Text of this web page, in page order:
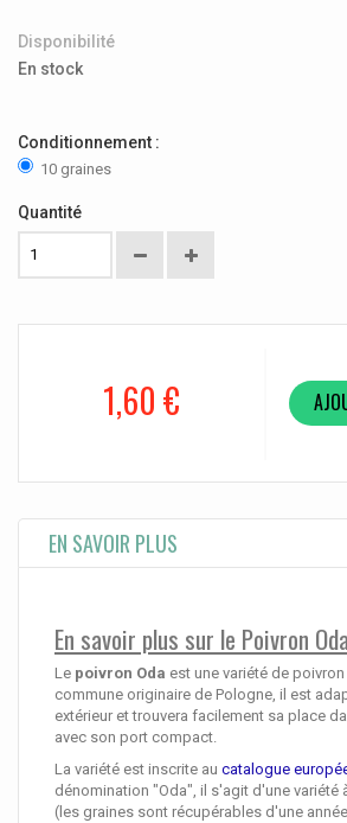
Disponibilité
En stock
Conditionnement :
10 graines
Quantité
1,60 €
EN SAVOIR PLUS
En savoir plus sur le Poivron Oda
Le poivron Oda est une variété de poivron
commune originaire de Pologne, il est
extérieur et trouvera facilement sa place
avec son port compact.
La variété est inscrite au catalogue
dénomination "Oda", il s'agit d'une variété
(les graines sont récupérables d'une